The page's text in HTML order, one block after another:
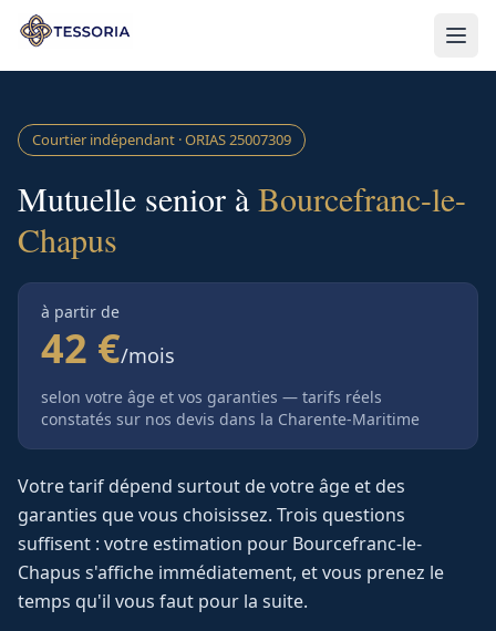
Aller au contenu principal
Courtier indépendant · ORIAS25007309
Mutuelle senior àBourcefranc-le-
Chapus
à partir de
42 €/mois
selon votre âge et vos garanties — tarifs réels
constatés sur nos devis dans la Charente-Maritime
Votre tarif dépend surtout de votre âge et des
garanties que vous choisissez. Trois questions
suffisent : votre estimation pour Bourcefranc-le-
Chapus s'affiche immédiatement, et vous prenez le
temps qu'il vous faut pour la suite.